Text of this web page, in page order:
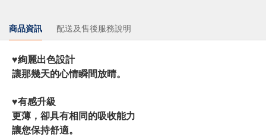
商品資訊 配送及售後服務說明
♥絢麗出色設計
讓那幾天的心情瞬間放晴。
♥有感升級
更薄，卻具有相同的吸收能力
讓您保持舒適。